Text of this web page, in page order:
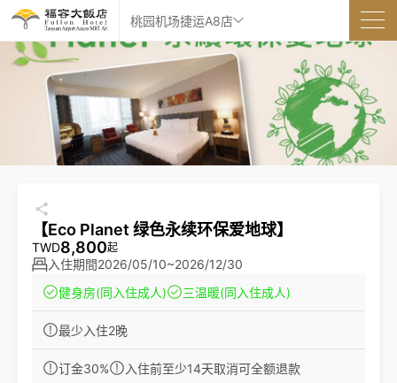
桃园机场捷运A8店
【Eco Planet 绿色永续环保爱地球】
TWD8,800起
入住期間2026/05/10~2026/12/30
健身房(同入住成人) 三温暖(同入住成人)
最少入住2晚
订金30% 入住前至少14天取消可全额退款